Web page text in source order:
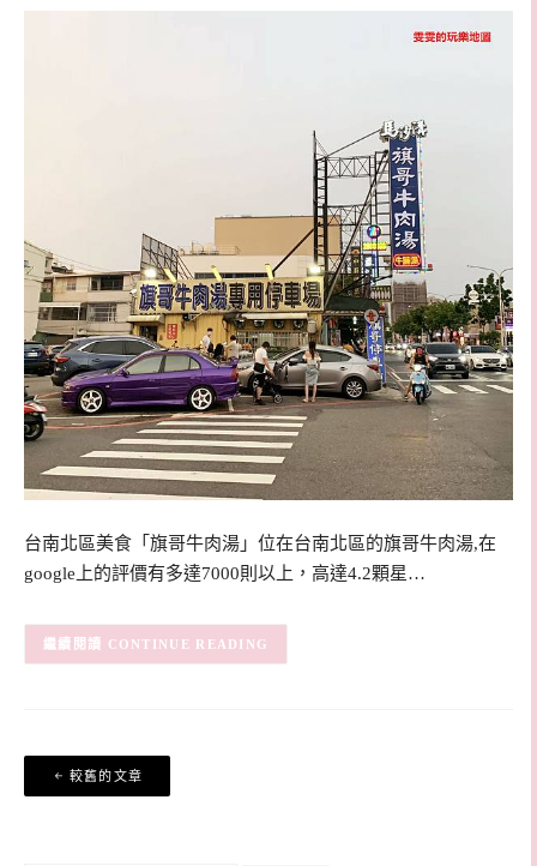
台南北區美食「旗哥牛肉湯」位在台南北區的旗哥牛肉湯,在
google上的評價有多達7000則以上，高達4.2顆星…
CONTINUE READING
文
章
較舊的文章